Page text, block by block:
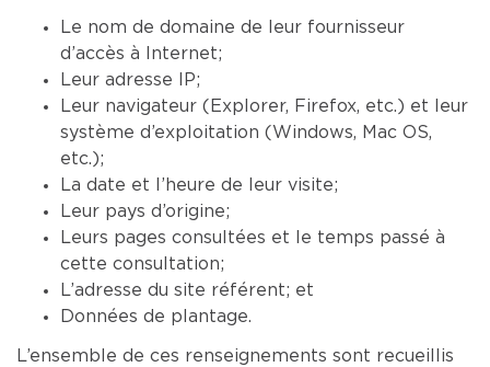
Le nom de domaine de leur fournisseur
d’accès à Internet;
Leur adresse IP;
Leur navigateur (Explorer, Firefox, etc.) et leur
système d’exploitation (Windows, Mac OS,
etc.);
La date et l’heure de leur visite;
Leur pays d’origine;
Leurs pages consultées et le temps passé à
cette consultation;
L’adresse du site référent; et
Données de plantage.
L’ensemble de ces renseignements sont recueillis